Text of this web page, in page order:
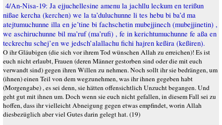
4/An-Nisa-19: Ja ejjuchellesine amenu la jachllu leckum en terißun
nißae kercha (kerchen) we la ta’duluchunne li tes hebu bi ba’d ma
atejtumuchunne illa en je’tine bi fachschetin mubejjinech (mubejjinetin) ,
we aschiruchunne bil ma’ruf (ma’rufi) , fe in kerichtumuchunne fe aßa en
teckrechu schej’en we jedsch’alallachu fichi hajren keßira (keßiren).
O ihr Gläubigen (die sich vor ihrem Tod wünschen Allah zu erreichen)! Es ist
euch nicht erlaubt, Frauen (deren Männer gestorben sind oder die mit euch
verwandt sind) gegen ihren Willen zu nehmen. Noch sollt ihr sie bedrängen, um
(ihnen) einen Teil von dem wegzunehmen, was ihr ihnen gegeben habt
(Morgengabe) , es sei denn, sie hätten offensichtlich Unzucht begangen. Und
geht gut mit ihnen um. Doch wenn sie euch nicht gefallen, in diesem Fall sei zu
hoffen, dass ihr vielleicht Abneigung gegen etwas empfindet, worin Allah
diesbezüglich aber viel Gutes darin gelegt hat. (19)